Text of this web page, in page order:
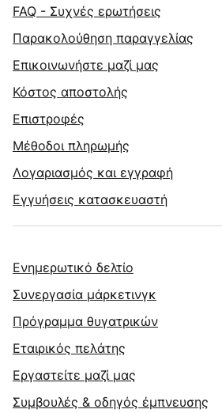
FAQ - Συχνές ερωτήσεις
Παρακολούθηση παραγγελίας
Επικοινωνήστε μαζί μας
Κόστος αποστολής
Επιστροφές
Μέθοδοι πληρωμής
Λογαριασμός και εγγραφή
Εγγυήσεις κατασκευαστή
Ενημερωτικό δελτίο
Συνεργασία μάρκετινγκ
Πρόγραμμα θυγατρικών
Εταιρικός πελάτης
Εργαστείτε μαζί μας
Συμβουλές & οδηγός έμπνευσης